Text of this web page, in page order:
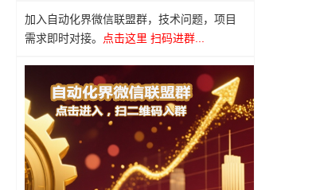
加入自动化界微信联盟群，技术问题，项目
需求即时对接。
点击这里 扫码进群...